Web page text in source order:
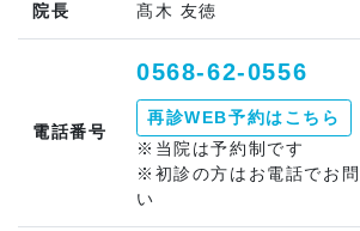
院長 髙木 友徳
電話番号
0568-62-0556
再診WEB予約はこちら
※当院は予約制です
※初診の方はお電話でお
い